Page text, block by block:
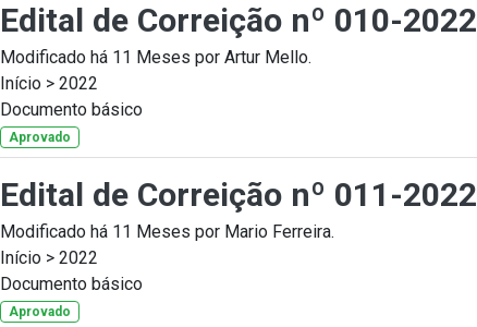
Edital de Correição nº 010-2022
Modificado há 11 Meses por Artur Mello.
Início > 2022
Documento básico
Aprovado
Edital de Correição nº 011-2022
Modificado há 11 Meses por Mario Ferreira.
Início > 2022
Documento básico
Aprovado